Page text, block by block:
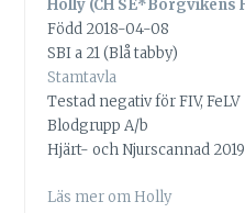
Holly (CH SE*Borgvikens
Född 2018-04-08
SBI a 21 (Blå tabby)
Stamtavla
Testad negativ för FIV, FeLV
Blodgrupp A/b
Hjärt- och Njurscannad 2019
Läs mer om Holly